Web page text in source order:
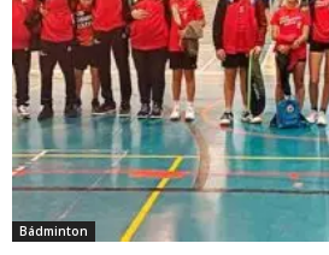
Bádminton